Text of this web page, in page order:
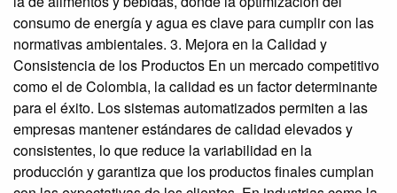
consumo de energía y agua es clave para cumplir con las
normativas ambientales. 3. Mejora en la Calidad y
Consistencia de los Productos En un mercado competitivo
como el de Colombia, la calidad es un factor determinante
para el éxito. Los sistemas automatizados permiten a las
empresas mantener estándares de calidad elevados y
consistentes, lo que reduce la variabilidad en la
producción y garantiza que los productos finales cumplan